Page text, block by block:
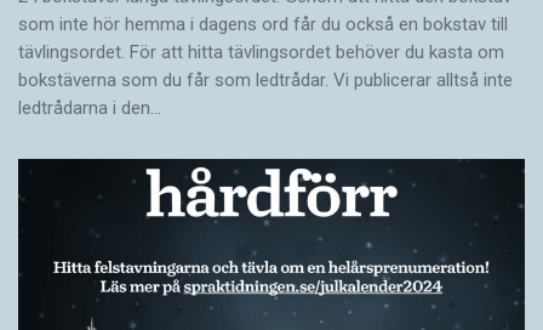
som inte hör hemma i dagens ord får du också en bokstav till
tävlingsordet. För att hitta tävlingsordet behöver du kasta om
bokstäverna som du får som ledtrådar. Vi publicerar alltså inte
ledtrådarna i den…